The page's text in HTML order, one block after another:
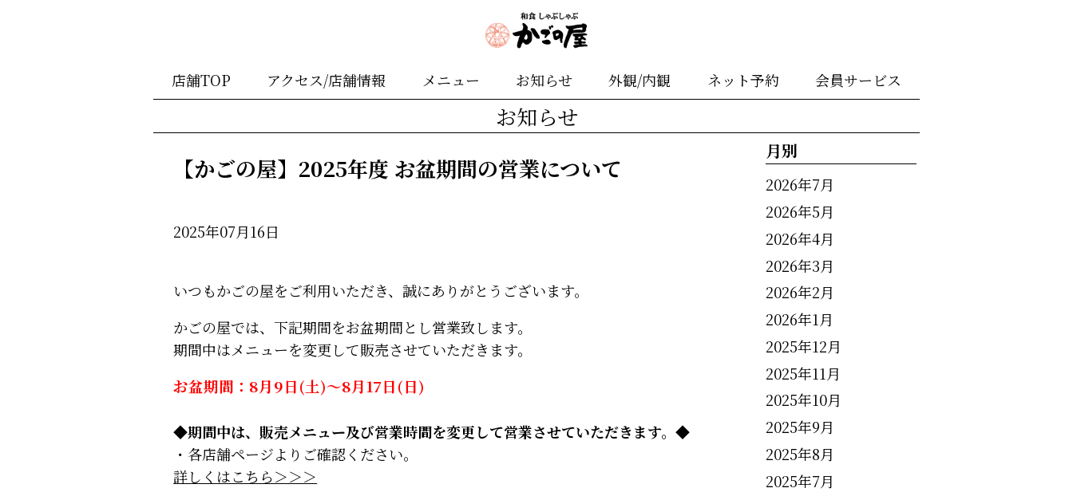
店舗TOP アクセス/店舗情報 メニュー お知らせ 外観/内観 ネット予約 会員サービス
お知らせ
【かごの屋】2025年度 お盆期間の営業について
2025年07月16日
いつもかごの屋をご利用いただき、誠にありがとうございます。
かごの屋では、下記期間をお盆期間とし営業致します。
期間中はメニューを変更して販売させていただきます。
お盆期間：8月9日(土)～8月17日(日)
◆期間中は、販売メニュー及び営業時間を変更して営業させていただきます。◆
・各店舗ページよりご確認ください。
詳しくはこちら＞＞＞
月別
2026年7月
2026年5月
2026年4月
2026年3月
2026年2月
2026年1月
2025年12月
2025年11月
2025年10月
2025年9月
2025年8月
2025年7月